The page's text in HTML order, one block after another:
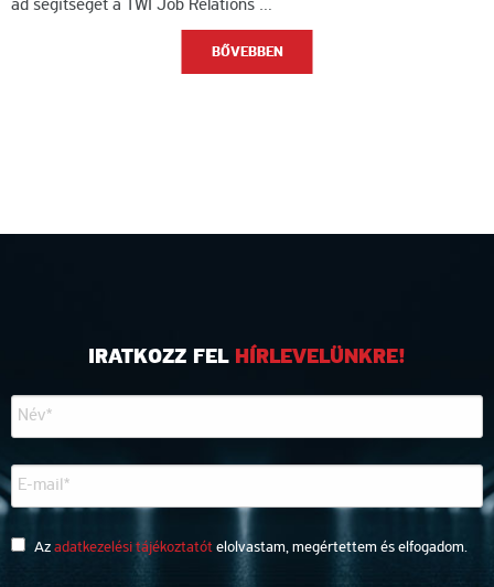
ad segítséget a TWI Job Relations …
BŐVEBBEN
IRATKOZZ FEL HÍRLEVELÜNKRE!
Az adatkezelési tájékoztatót elolvastam, megértettem és elfogadom.